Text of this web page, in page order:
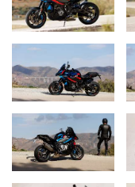
adquirida por BMW en
horquilla invertida
(DCC), silenciador
tubular de aluminio
dirección ajustable,
en las curvas con
Lane Limiter, asistente
marchas sin embrague,
wheelie, embrague
ABS Race (más ligero
Sport y faro LED